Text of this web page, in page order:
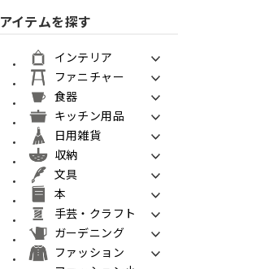
アイテムを探す
インテリア
ファニチャー
食器
キッチン用品
日用雑貨
収納
文具
本
手芸・クラフト
ガーデニング
ファッション